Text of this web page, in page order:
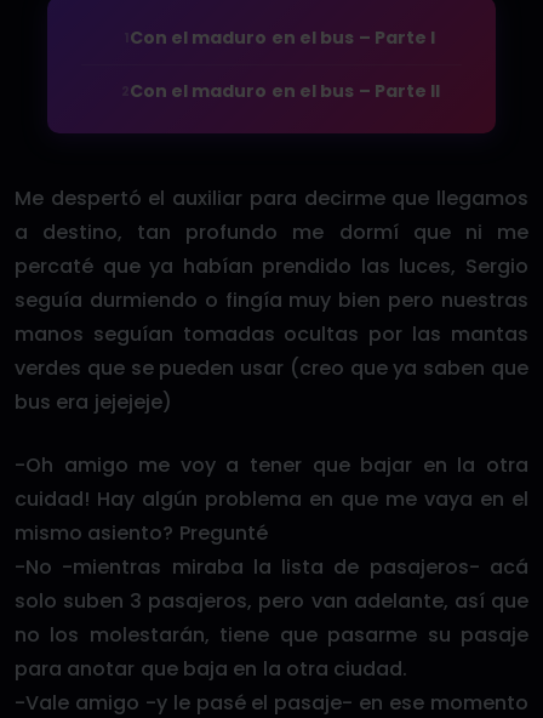
Con el maduro en el bus – Parte I
Con el maduro en el bus – Parte II
Me despertó el auxiliar para decirme que llegamos
a destino, tan profundo me dormí que ni me
percaté que ya habían prendido las luces, Sergio
seguía durmiendo o fingía muy bien pero nuestras
manos seguían tomadas ocultas por las mantas
verdes que se pueden usar (creo que ya saben que
bus era jejejeje)
-Oh amigo me voy a tener que bajar en la otra
cuidad! Hay algún problema en que me vaya en el
mismo asiento? Pregunté
-No -mientras miraba la lista de pasajeros- acá
solo suben 3 pasajeros, pero van adelante, así que
no los molestarán, tiene que pasarme su pasaje
para anotar que baja en la otra ciudad.
-Vale amigo -y le pasé el pasaje- en ese momento